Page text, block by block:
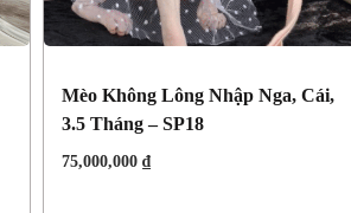
Mèo Không Lông Nhập Nga, Cái,
3.5 Tháng – SP18
75,000,000 ₫